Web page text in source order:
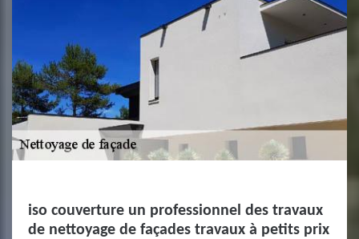
iso couverture un professionnel des travaux
de nettoyage de façades travaux à petits prix